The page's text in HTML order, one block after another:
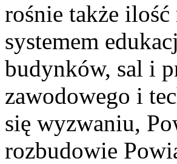
rośnie także ilość
systemem
budynków, sal i
zawodowego i
się wyzwaniu,
rozbudowie